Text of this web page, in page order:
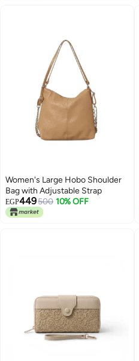
5
Women's Large Hobo Shoulder
Bag with Adjustable Strap
EGP449500 10% OFF